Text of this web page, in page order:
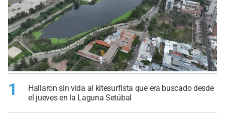
1
Hallaron sin vida al kitesurfista que era buscado desde
el jueves en la Laguna Setúbal